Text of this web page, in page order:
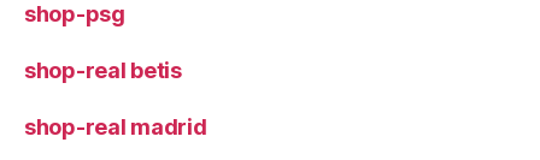
shop-psg
shop-real betis
shop-real madrid